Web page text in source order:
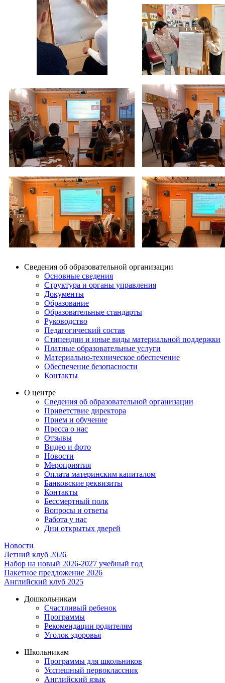
Сведения об образовательной организации
Основные сведения
Структура и органы управления
Документы
Образование
Образовательные стандарты
Руководство
Педагогический состав
Стипендии и иные виды материальной поддержки
Платные образовательные услуги
Материально-техническое обеспечение
Обеспечение безопасности
Контакты
О центре
Сведения об образовательной организации
Приветствие директора
Прием и обучение
Пресса о нас
Отзывы
Видео и фото
Новости
Мероприятия
Оплата материнским капиталом
Банковские реквизиты
Контакты
Бессмертный полк
Вопросы и ответы
Работа у нас
Дни открытых дверей
Новости
Летний клуб 2026
Набор на новый 2026-2027 учебный год
Пакетное предложение 2026
Английский клуб 2025
Дошкольникам
Счастливый ребенок
Программы
Рекомендации родителям
Уголок здоровья
Школьникам
Программы для школьников
Усспешный первоклассник
Английский язык